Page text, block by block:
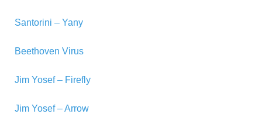
Santorini – Yany
Beethoven Virus
Jim Yosef – Firefly
Jim Yosef – Arrow